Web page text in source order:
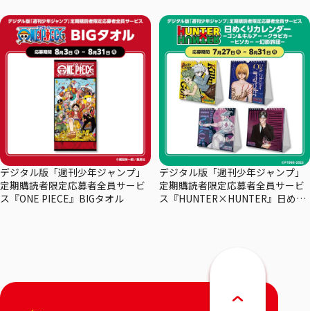
デジタル版「週刊少年ジャンプ」
定期購読者限定応募者全員サービ
ス『ONE PIECE』BIGタオル
デジタル版「週刊少年ジャンプ」
定期購読者限定応募者全員サービ
ス『HUNTER×HUNTER』日めく